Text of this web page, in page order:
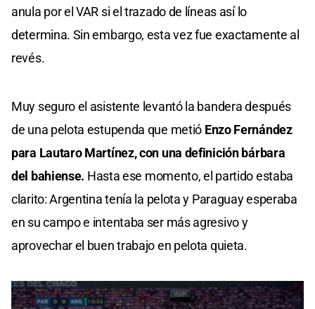
anula por el VAR si el trazado de líneas así lo
determina. Sin embargo, esta vez fue exactamente al
revés.
Muy seguro el asistente levantó la bandera después
de una pelota estupenda que metió Enzo Fernández
para Lautaro Martínez, con una definición bárbara
del bahiense. Hasta ese momento, el partido estaba
clarito: Argentina tenía la pelota y Paraguay esperaba
en su campo e intentaba ser más agresivo y
aprovechar el buen trabajo en pelota quieta.